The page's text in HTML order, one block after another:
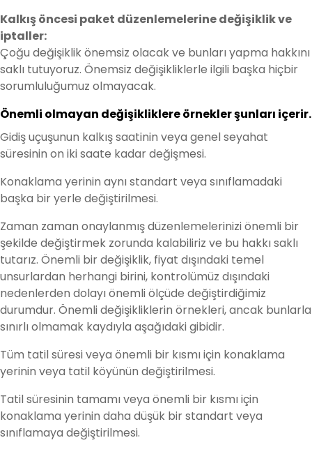
Kalkış öncesi paket düzenlemelerine değişiklik ve
iptaller:
Çoğu değişiklik önemsiz olacak ve bunları yapma hakkını
saklı tutuyoruz. Önemsiz değişikliklerle ilgili başka hiçbir
sorumluluğumuz olmayacak.
Önemli olmayan değişikliklere örnekler şunları içerir.
Gidiş uçuşunun kalkış saatinin veya genel seyahat
süresinin on iki saate kadar değişmesi.
Konaklama yerinin aynı standart veya sınıflamadaki
başka bir yerle değiştirilmesi.
Zaman zaman onaylanmış düzenlemelerinizi önemli bir
şekilde değiştirmek zorunda kalabiliriz ve bu hakkı saklı
tutarız. Önemli bir değişiklik, fiyat dışındaki temel
unsurlardan herhangi birini, kontrolümüz dışındaki
nedenlerden dolayı önemli ölçüde değiştirdiğimiz
durumdur. Önemli değişikliklerin örnekleri, ancak bunlarla
sınırlı olmamak kaydıyla aşağıdaki gibidir.
Tüm tatil süresi veya önemli bir kısmı için konaklama
yerinin veya tatil köyünün değiştirilmesi.
Tatil süresinin tamamı veya önemli bir kısmı için
konaklama yerinin daha düşük bir standart veya
sınıflamaya değiştirilmesi.